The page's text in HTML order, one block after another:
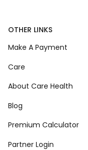
OTHER LINKS
Make A Payment
Care
About Care Health
Blog
Premium Calculator
Partner Login